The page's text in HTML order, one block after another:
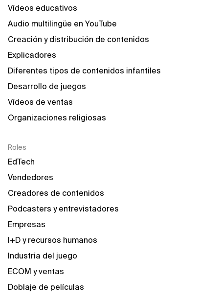
Vídeos educativos
Audio multilingüe en YouTube
Creación y distribución de contenidos
Explicadores
Diferentes tipos de contenidos infantiles
Desarrollo de juegos
Vídeos de ventas
Organizaciones religiosas
Roles
EdTech
Vendedores
Creadores de contenidos
Podcasters y entrevistadores
Empresas
I+D y recursos humanos
Industria del juego
ECOM y ventas
Doblaje de películas